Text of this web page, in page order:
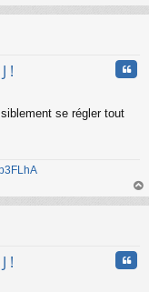
au
!
se régler tout
au
!